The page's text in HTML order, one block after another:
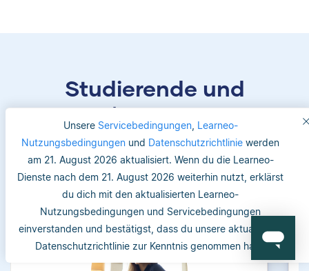
Unsere Servicebedingungen, Learneo-
Nutzungsbedingungen und Datenschutzrichtlinie werden
am 21. August 2026 aktualisiert. Wenn du die Learneo-
Dienste nach dem 21. August 2026 weiterhin nutzt, erklärst
du dich mit den aktualisierten Learneo-
Nutzungsbedingungen und Servicebedingungen
einverstanden und bestätigst, dass du unsere aktualisierte
Datenschutzrichtlinie zur Kenntnis genommen hast.
Studierende und
Betreuer/-innen vertrauen
uns